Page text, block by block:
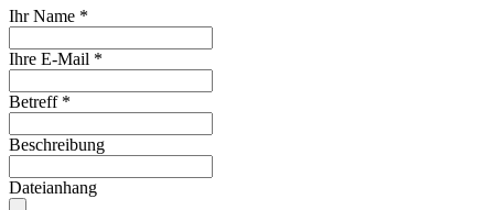
Ihr Name *
Ihre E-Mail *
Betreff*
Beschreibung
Dateianhang